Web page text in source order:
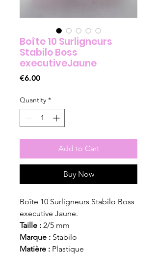
Boîte 10 Surligneurs
Stabilo Boss
executiveJaune
€6.00Price
Quantity *
Add to Cart
Buy Now
Boîte 10 Surligneurs Stabilo Boss
executive Jaune.
Taille : 2/5 mm
Marque : Stabilo
Matière : Plastique